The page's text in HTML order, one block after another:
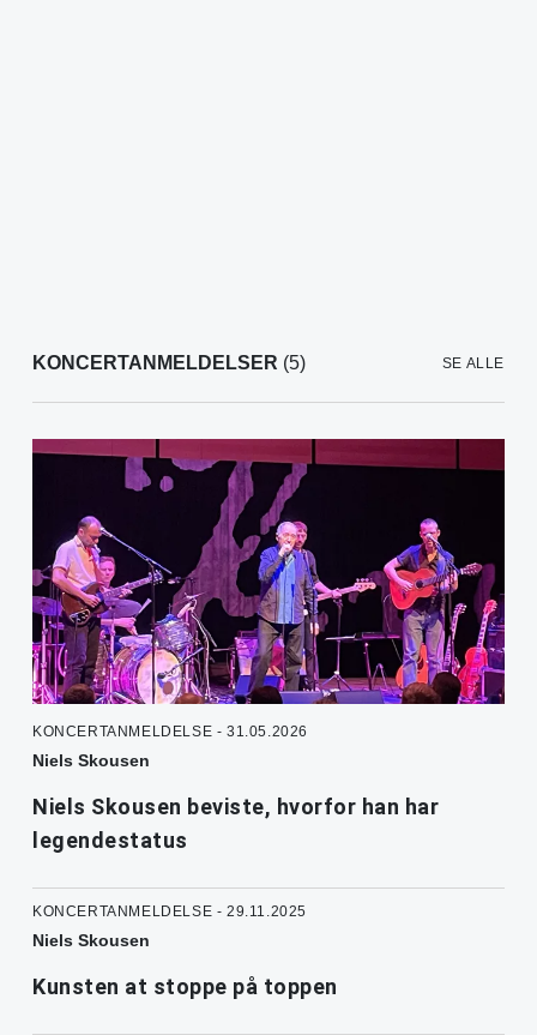
KONCERTANMELDELSER (5) SE ALLE
KONCERTANMELDELSE - 31.05.2026
Niels Skousen
Niels Skousen beviste, hvorfor han har
legendestatus
KONCERTANMELDELSE - 29.11.2025
Niels Skousen
Kunsten at stoppe på toppen